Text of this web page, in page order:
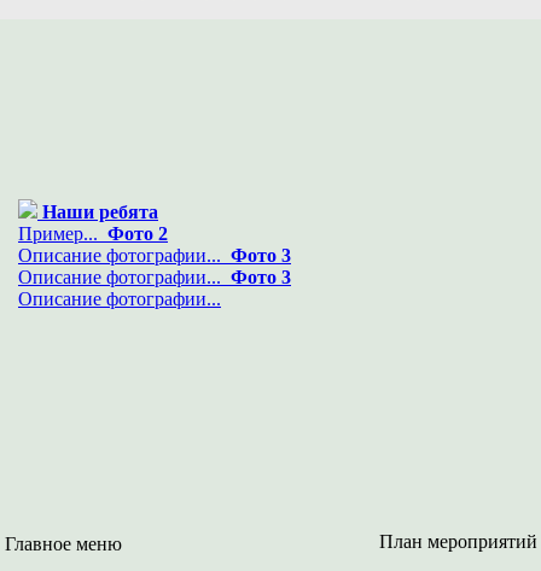
Наши ребята
Пример... Фото 2
Описание фотографии... Фото 3
Описание фотографии... Фото 3
Описание фотографии...
Главное меню
План